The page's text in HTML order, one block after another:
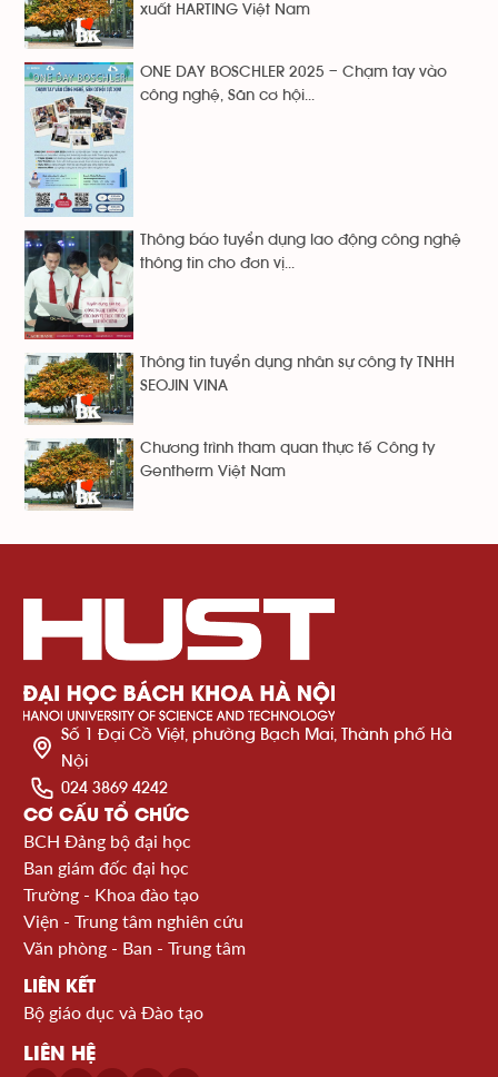
xuất HARTING Việt Nam
ONE DAY BOSCHLER 2025 – Chạm tay vào
công nghệ, Săn cơ hội...
Thông báo tuyển dụng lao động công nghệ
thông tin cho đơn vị...
Thông tin tuyển dụng nhân sự công ty TNHH
SEOJIN VINA
Chương trình tham quan thực tế Công ty
Gentherm Việt Nam
Số 1 Đại Cồ Việt, phường Bạch Mai, Thành phố Hà
Nội
024 3869 4242
CƠ CẤU TỔ CHỨC
BCH Đảng bộ đại học
Ban giám đốc đại học
Trường - Khoa đào tạo
Viện - Trung tâm nghiên cứu
Văn phòng - Ban - Trung tâm
LIÊN KẾT
Bộ giáo dục và Đào tạo
LIÊN HỆ